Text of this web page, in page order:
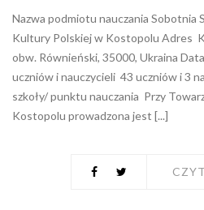
Nazwa podmiotu nauczania Sobotnia
Kultury Polskiej w Kostopolu Adres
obw. Równieński, 35000, Ukraina
uczniów i nauczycieli 43 uczniów i 3
szkoły/ punktu nauczania Przy
Kostopolu prowadzona jest [...]